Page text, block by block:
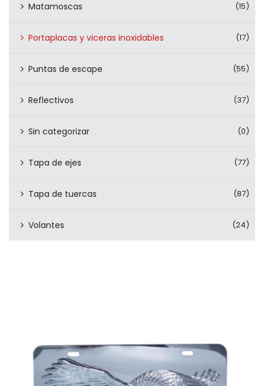
Matamoscas (15)
Portaplacas y viceras inoxidables (17)
Puntas de escape (55)
Reflectivos (37)
Sin categorizar (0)
Tapa de ejes (77)
Tapa de tuercas (87)
Volantes (24)